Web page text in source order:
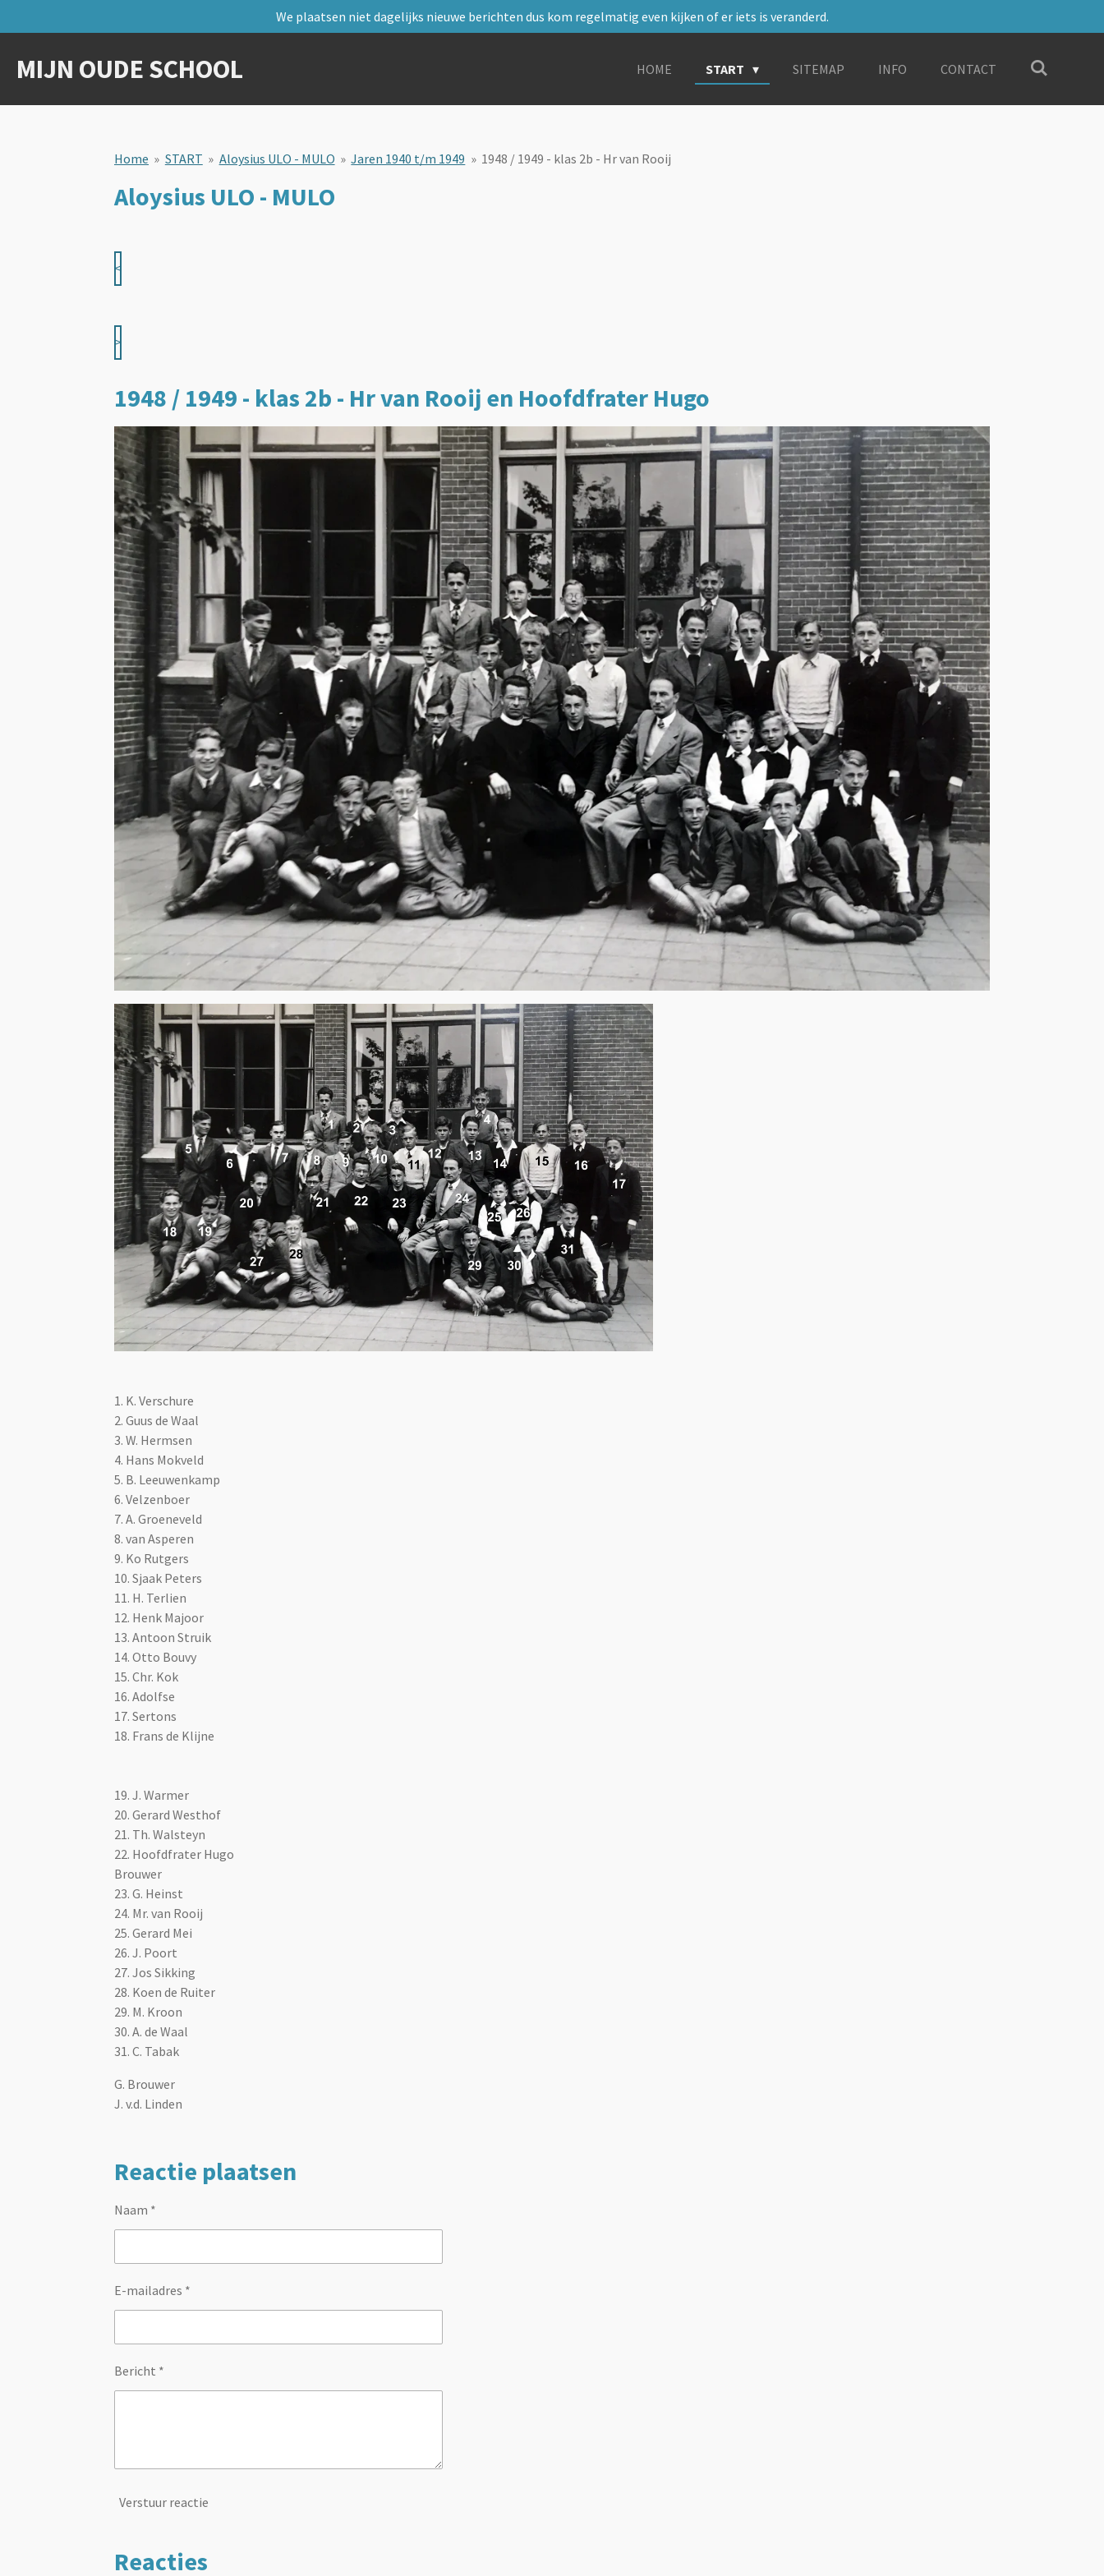
direct
de
We plaatsen niet dagelijks nieuwe berichten dus kom regelmatig even kijken of er iets is veranderd.
MIJN OUDE SCHOOL HOME START SITEMAP INFO CONTACT
Home » START » Aloysius ULO - MULO » Jaren 1940 t/m 1949 » 1948 / 1949 - klas 2b - Hr van Rooij
Aloysius ULO - MULO
<
>
1948 / 1949 - klas 2b - Hr van Rooij en Hoofdfrater Hugo
1. K. Verschure
2. Guus de Waal
3. W. Hermsen
4. Hans Mokveld
5. B. Leeuwenkamp
6. Velzenboer
7. A. Groeneveld
8. van Asperen
9. Ko Rutgers
10. Sjaak Peters
11. H. Terlien
12. Henk Majoor
13. Antoon Struik
14. Otto Bouvy
15. Chr. Kok
16. Adolfse
17. Sertons
18. Frans de Klijne
19. J. Warmer
20. Gerard Westhof
21. Th. Walsteyn
22. Hoofdfrater Hugo
Brouwer
23. G. Heinst
24. Mr. van Rooij
25. Gerard Mei
26. J. Poort
27. Jos Sikking
28. Koen de Ruiter
29. M. Kroon
30. A. de Waal
31. C. Tabak
G. Brouwer
J. v.d. Linden
Reactie plaatsen
Naam *
E-mailadres *
Bericht *
Verstuur reactie
Reacties